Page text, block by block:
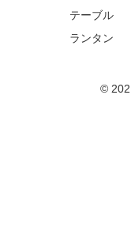
テーブル
ランタン
©